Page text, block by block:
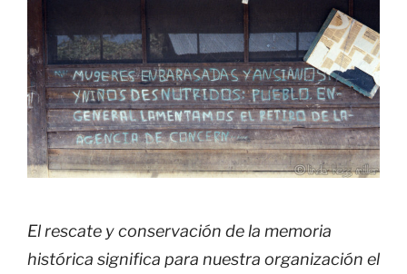
El rescate y conservación de la memoria
histórica significa para nuestra organización el